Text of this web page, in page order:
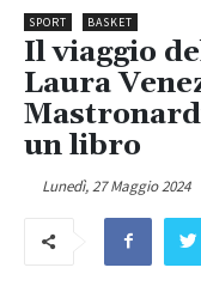
SPORT BASKET
Il viaggio
Laura
un libro
Lunedì, 27 Maggio 2024